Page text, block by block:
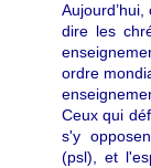
dire les
ordre
Ceux qui
s'y
(psl), et